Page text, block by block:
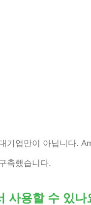
기업만이 아닙니다.
축했습니다.
사용할 수 있나